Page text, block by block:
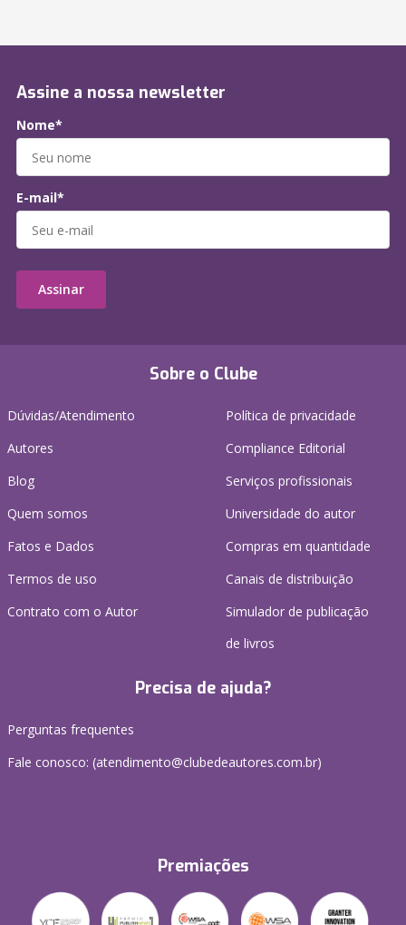
Sobre o Clube
Dúvidas/Atendimento
Autores
Blog
Quem somos
Fatos e Dados
Termos de uso
Contrato com o Autor
Política de privacidade
Compliance Editorial
Serviços profissionais
Universidade do autor
Compras em quantidade
Canais de distribuição
Simulador de publicação
de livros
Precisa de ajuda?
Perguntas frequentes
Fale conosco: (atendimento@clubedeautores.com.br)
Premiações
Assine a nossa newsletter
Nome*
E-mail*
Assinar